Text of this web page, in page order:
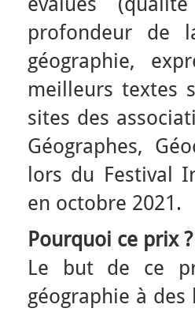
profondeur de
géographie,
meilleurs textes
sites des
Géographes,
lors du Festival
en octobre 2021.
Pourquoi ce prix ?
Le but de ce
géographie à